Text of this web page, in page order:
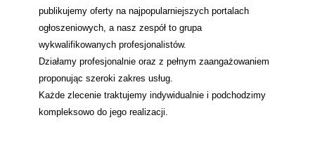
publikujemy oferty na najpopularniejszych portalach
ogłoszeniowych, a nasz zespół to grupa
wykwalifikowanych profesjonalistów.
Działamy profesjonalnie oraz z pełnym zaangażowaniem
proponując szeroki zakres usług.
Każde zlecenie traktujemy indywidualnie i podchodzimy
kompleksowo do jego realizacji.